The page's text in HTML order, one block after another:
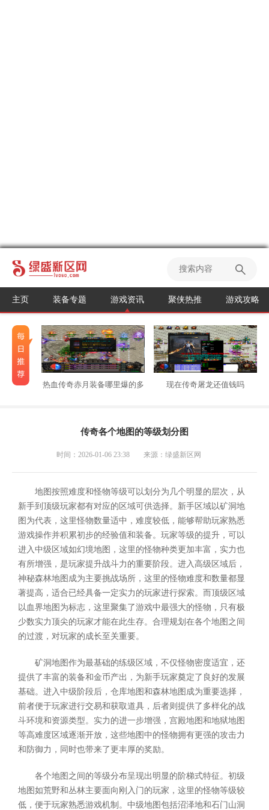
主页 装备专题 游戏资讯 聚侠热推 游戏攻略
热血传奇赤月装备哪里爆的多 现在传奇屠龙还值钱吗
传奇各个地图的等级划分图
时间：2026-01-06 23:38 来源：绿盛新区网
地图按照难度和怪物等级可以划分为几个明显的层次，从
新手到顶级玩家都有对应的区域可供选择。新手区域以矿洞地
图为代表，这里怪物数量适中，难度较低，能够帮助玩家熟悉
游戏操作并积累初步的经验值和装备。玩家等级的提升，可以
进入中级区域如幻境地图，这里的怪物种类更加丰富，实力也
有所增强，是玩家提升战斗力的重要阶段。进入高级区域后，
神秘森林地图成为主要挑战场所，这里的怪物难度和数量都显
著提高，适合已经具备一定实力的玩家进行探索。而顶级区域
以血界地图为标志，这里聚集了游戏中最强大的怪物，只有极
少数实力顶尖的玩家才能在此生存。合理规划在各个地图之间
的过渡，对玩家的成长至关重要。
矿洞地图作为最基础的练级区域，不仅怪物密度适宜，还
提供了丰富的装备和金币产出，为新手玩家奠定了良好的发展
基础。进入中级阶段后，仓库地图和森林地图成为重要选择，
前者便于玩家进行交易和获取道具，后者则提供了多样化的战
斗环境和资源类型。实力的进一步增强，宫殿地图和地狱地图
等高难度区域逐渐开放，这些地图中的怪物拥有更强的攻击力
和防御力，同时也带来了更丰厚的奖励。
各个地图之间的等级分布呈现出明显的阶梯式特征。初级
地图如荒野和丛林主要面向刚入门的玩家，这里的怪物等级较
低，便于玩家熟悉游戏机制。中级地图包括沼泽地和石门山洞